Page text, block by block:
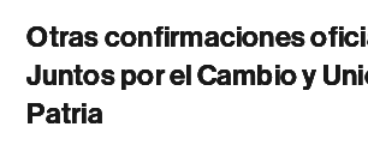
Otras confirmaciones
Juntos por el Cambio y
Patria